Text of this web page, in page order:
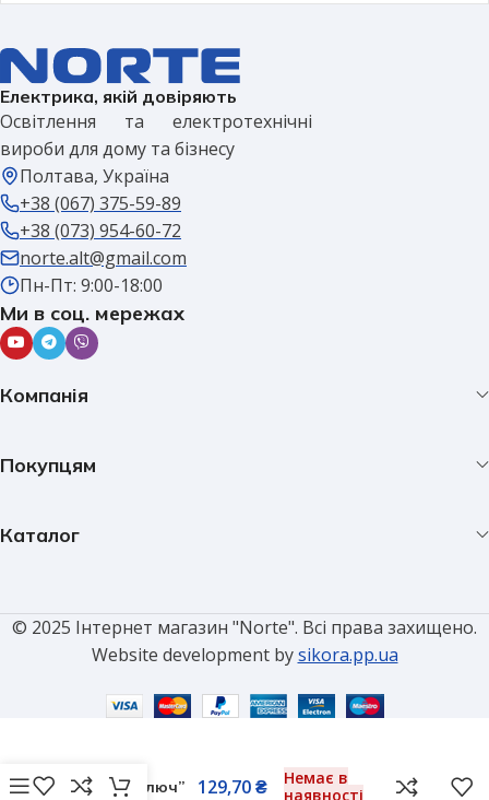
Електрика, якій довіряють
Освітлення та електротехнічні
вироби для дому та бізнесу
Полтава, Україна
+38 (067) 375-59-89
+38 (073) 954-60-72
norte.alt@gmail.com
Пн-Пт: 9:00-18:00
Ми в соц. мережах
Компанія
Покупцям
Каталог
© 2025 Інтернет магазин "Norte". Всі права захищено.
Website development bysikora.pp.ua
“Рідкий ключ”
129,70₴
Немає в
наявності